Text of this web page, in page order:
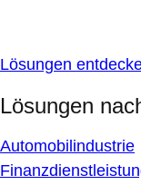
Lösungen
Lösungen
Automobilindustrie